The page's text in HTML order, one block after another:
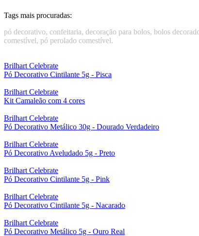
Tags mais procuradas:
pó decorativo, confeitaria, decoração para bolos, bolos
comestível, pó perolado comestível.
Brilhart Celebrate
Pó Decorativo Cintilante 5g - Pisca
Brilhart Celebrate
Kit Camaleão com 4 cores
Brilhart Celebrate
Pó Decorativo Metálico 30g - Dourado Verdadeiro
Brilhart Celebrate
Pó Decorativo Aveludado 5g - Preto
Brilhart Celebrate
Pó Decorativo Cintilante 5g - Pink
Brilhart Celebrate
Pó Decorativo Cintilante 5g - Nacarado
Brilhart Celebrate
Pó Decorativo Metálico 5g - Ouro Real